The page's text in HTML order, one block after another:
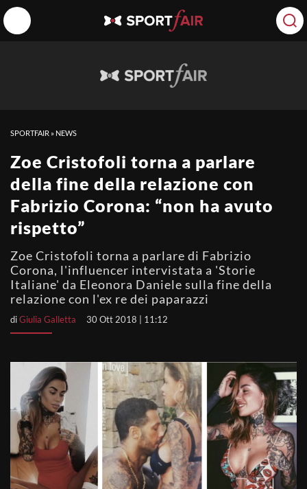
SPORTFAIR » NEWS
Zoe Cristofoli torna a parlare
della fine della relazione con
Fabrizio Corona: “non ha avuto
rispetto”
Zoe Cristofoli torna a parlare di Fabrizio
Corona, l'influencer intervistata a 'Storie
Italiane' da Eleonora Daniele sulla fine della
relazione con l'ex re dei paparazzi
diGiulia Galletta 30 Ott 2018 | 11:12